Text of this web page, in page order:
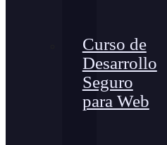
Curso de
Desarrollo
Seguro
para Web